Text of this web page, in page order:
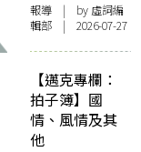
報導 | by 虛詞編
輯部 | 2026-07-27
【邁克專欄：
拍子簿】國
情、風情及其
他